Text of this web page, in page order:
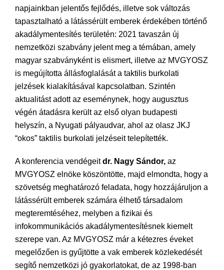
napjainkban jelentős fejlődés, illetve sok változás
tapasztalható a látássérült emberek érdekében történő
akadálymentesítés területén: 2021 tavaszán új
nemzetközi szabvány jelent meg a témában, amely
magyar szabványként is elismert, illetve az MVGYOSZ
is megújította állásfoglalását a taktilis burkolati
jelzések kialakításával kapcsolatban. Szintén
aktualitást adott az eseménynek, hogy augusztus
végén átadásra került az első olyan budapesti
helyszín, a Nyugati pályaudvar, ahol az olasz JKJ
“okos” taktilis burkolati jelzéseit telepítették.
A konferencia vendégeitdr. Nagy Sándor, az
MVGYOSZ elnöke köszöntötte, majd elmondta, hogy a
szövetség meghatározó feladata, hogy hozzájáruljon a
látássérült emberek számára élhető társadalom
megteremtéséhez, melyben a fizikai és
infokommunikációs akadálymentesítésnek kiemelt
szerepe van. Az MVGYOSZ már a kétezres éveket
megelőzően is gyűjtötte a vak emberek közlekedését
segítő nemzetközi jó gyakorlatokat, de az 1998-ban